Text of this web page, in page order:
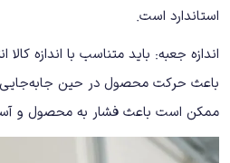
استاندارد است.
اندازه جعبه: باید متناسب با اندازه
باعث حرکت محصول در حین
ممکن است باعث فشار به محصول و